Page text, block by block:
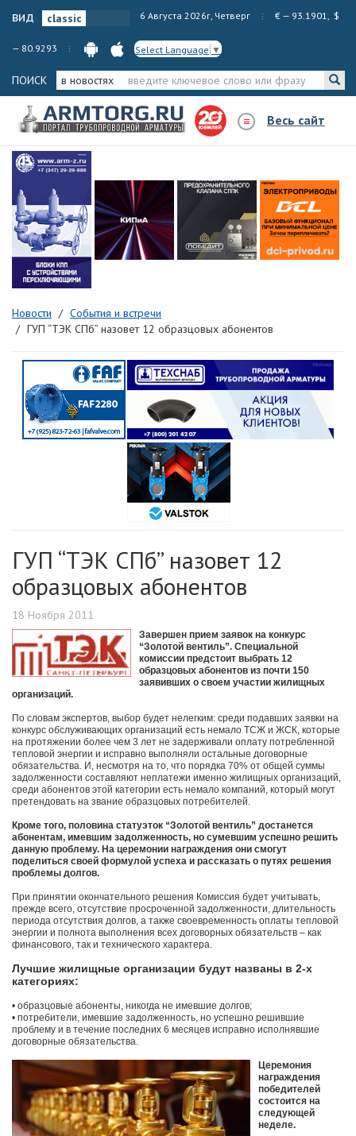
вид 6 Августа 2026г, Четверг € — 93.1901, $
— 80.9293 Select Language ▼
ПОИСК в новостях
Весь сайт
Новости
События и встречи
ГУП “ТЭК СПб” назовет 12 образцовых абонентов
ГУП “ТЭК СПб” назовет 12
образцовых абонентов
18 Ноября 2011
Завершен прием заявок на конкурс
“Золотой вентиль”. Специальной
комиссии предстоит выбрать 12
образцовых абонентов из почти 150
заявивших о своем участии жилищных
организаций.
По словам экспертов, выбор будет нелегким: среди подавших заявки на
конкурс обслуживающих организаций есть немало ТСЖ и ЖСК, которые
на протяжении более чем 3 лет не задерживали оплату потребленной
тепловой энергии и исправно выполняли остальные договорные
обязательства. И, несмотря на то, что порядка 70% от общей суммы
задолженности составляют неплатежи именно жилищных организаций,
среди абонентов этой категории есть немало компаний, который могут
претендовать на звание образцовых потребителей.
Кроме того, половина статуэток “Золотой вентиль” достанется
абонентам, имевшим задолженность, но сумевшим успешно решить
данную проблему. На церемонии награждения они смогут
поделиться своей формулой успеха и рассказать о путях решения
проблемы долгов.
При принятии окончательного решения Комиссия будет учитывать,
прежде всего, отсутствие просроченной задолженности, длительность
периода отсутствия долгов, а также своевременность оплаты тепловой
энергии и полнота выполнения всех договорных обязательств – как
финансового, так и технического характера.
Лучшие жилищные организации будут названы в 2-х
категориях:
• образцовые абоненты, никогда не имевшие долгов;
• потребители, имевшие задолженность, но успешно решившие
проблему и в течение последних 6 месяцев исправно исполнявшие
договорные обязательства.
Церемония
награждения
победителей
состоится на
следующей
неделе.